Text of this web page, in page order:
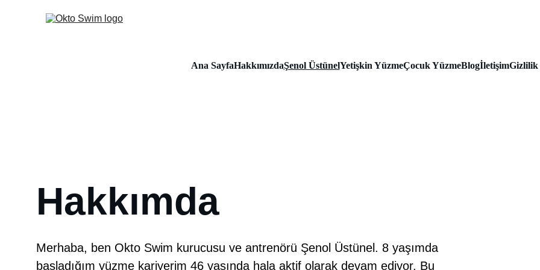
Ana SayfaHakkımızdaŞenol ÜstünelYetişkin YüzmeÇocuk YüzmeBlogİletişimGizlilik
Hakkımda
Merhaba, ben Okto Swim kurucusu ve antrenörü Şenol Üstünel. 8 yaşımda
başladığım yüzme kariyerim 46 yaşında hala aktif olarak devam ediyor. Bu